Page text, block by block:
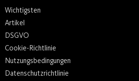
Wichtigsten
Artikel
DSGVO
Cookie-Richtlinie
Nutzungsbedingungen
Datenschutzrichtlinie